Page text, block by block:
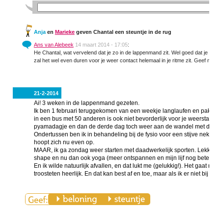
Anjaen Mariekegeven Chantal een steuntje in de rug
Ans van Alebeek 14 maart 2014 - 17:05:
He Chantal, wat vervelend dat je zo in de lappenmand zit. Wel goed dat je
zal het wel even duren voor je weer contact helemaal in je ritme zit. Geef niet
21-2-2014
Ai! 3 weken in de lappenmand gezeten.
Ik ben 1 februari teruggekomen van een weekje langlaufen en
in een bus met 50 anderen is ook niet bevorderlijk voor je
pyamadagje en dan de derde dag toch weer aan de wandel met de
Ondertussen ben ik in behandeling bij de fysio voor een stijve nek
hoopt zich nu even op.
MAAR, ik ga zondag weer starten met daadwerkelijk sporten.
shape en nu dan ook yoga (meer ontspannen en mijn lijf nog beter
En ik wilde natuurlijk afvallen, en dat lukt me (gelukkig!). Het gaat
troosteten heerlijk. En dat kan best af en toe, maar als ik er niet bij